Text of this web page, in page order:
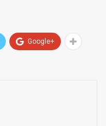
Google+